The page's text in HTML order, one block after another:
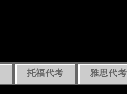
托福代考 雅思代考